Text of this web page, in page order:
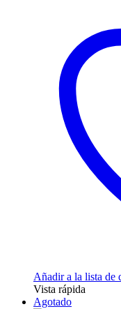
Añadir a la lista de
Vista rápida
Agotado